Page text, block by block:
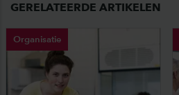
GERELATEERDE ARTIKELEN
Organisatie